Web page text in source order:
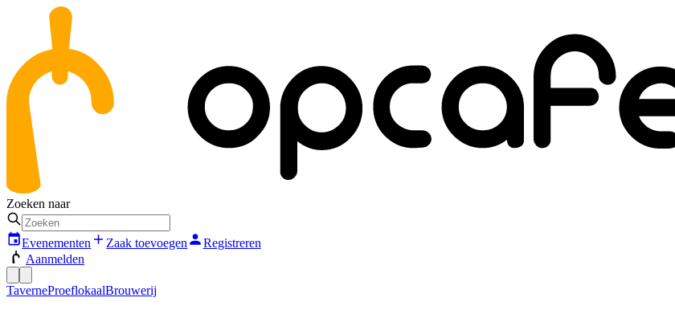
Zoeken naar
Evenementen Zaak toevoegen
Registreren
Aanmelden
TaverneProeflokaalBrouwerij